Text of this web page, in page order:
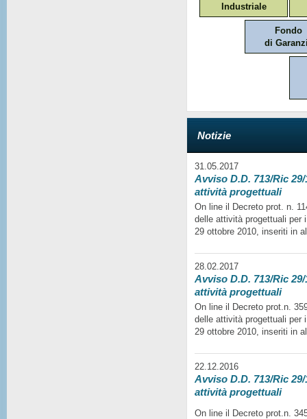
Industriale
Fondo
di
Notizie
31.05.2017
Avviso D.D. 713/Ric
attività progettuali
On line il Decreto prot. n.
delle attività progettuali per
29 ottobre 2010, inseriti in
28.02.2017
Avviso D.D. 713/Ric
attività progettuali
On line il Decreto prot.n.
delle attività progettuali per
29 ottobre 2010, inseriti in
22.12.2016
Avviso D.D. 713/Ric
attività progettuali
On line il Decreto prot.n.